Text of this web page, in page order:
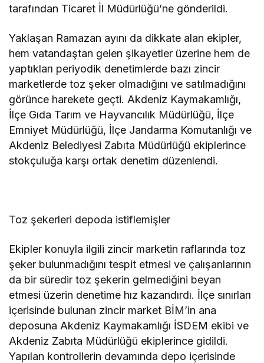
tarafından Ticaret İl Müdürlüğü’ne gönderildi.
Yaklaşan Ramazan ayını da dikkate alan ekipler,
hem vatandaştan gelen şikayetler üzerine hem de
yaptıkları periyodik denetimlerde bazı zincir
marketlerde toz şeker olmadığını ve satılmadığını
görünce harekete geçti. Akdeniz Kaymakamlığı,
İlçe Gıda Tarım ve Hayvancılık Müdürlüğü, İlçe
Emniyet Müdürlüğü, İlçe Jandarma Komutanlığı ve
Akdeniz Belediyesi Zabıta Müdürlüğü ekiplerince
stokçuluğa karşı ortak denetim düzenlendi.
Toz şekerleri depoda istiflemişler
Ekipler konuyla ilgili zincir marketin raflarında toz
şeker bulunmadığını tespit etmesi ve çalışanlarının
da bir süredir toz şekerin gelmediğini beyan
etmesi üzerin denetime hız kazandırdı. İlçe sınırları
içerisinde bulunan zincir market BİM’in ana
deposuna Akdeniz Kaymakamlığı İSDEM ekibi ve
Akdeniz Zabıta Müdürlüğü ekiplerince gidildi.
Yapılan kontrollerin devamında depo içerisinde